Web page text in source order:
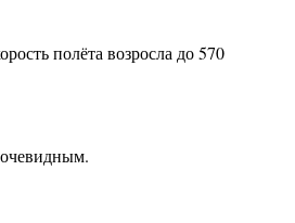
полёта возросла до 570